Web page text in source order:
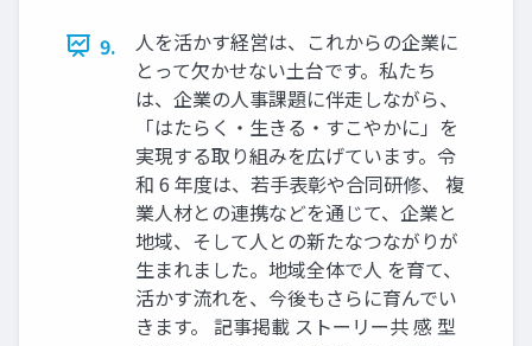
9.
人を活かす経営は、これからの企業に
とって欠かせない土台です。私たち
は、企業の人事課題に伴走しながら、
「はたらく・生きる・すこやかに」を
実現する取り組みを広げています。令
和 6 年度は、若手表彰や合同研修、 複
業人材との連携などを通じて、企業と
地域、そして人との新たなつながりが
生まれました。地域全体で人 を育て、
活かす流れを、今後もさらに育んでい
きます。 記事掲載 ストーリー共 感 型